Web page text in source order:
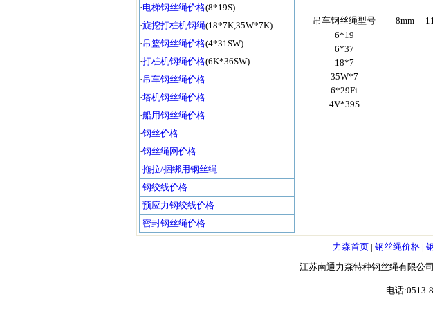
·电梯钢丝绳价格(8*19S)
·旋挖打桩机钢绳(18*7K,35W*7K)
·吊篮钢丝绳价格(4*31SW)
·打桩机钢绳价格(6K*36SW)
·吊车钢丝绳价格
·塔机钢丝绳价格
·船用钢丝绳价格
·钢丝价格
·钢丝绳网价格
·拖拉/捆绑用钢丝绳
·钢绞线价格
·预应力钢绞线价格
·密封钢丝绳价格
吊车钢丝绳型号 8mm
6*19
6*37
18*7
35W*7
6*29Fi
4V*39S
力森首页| 钢丝绳价格|
江苏南通力森特种钢丝绳有限公
电话:0513-